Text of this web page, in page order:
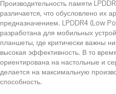
Производительность памяти
различается, что обусловлено их
предназначением. LPDDR4 (Low
разработана для мобильных
планшеты, где критически важны
высокая эффективность. В то
ориентирована на настольные и
делается на максимальную
способность.